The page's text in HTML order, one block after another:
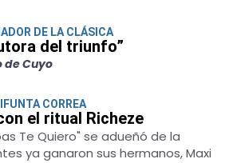
DE LA CLÁSICA
del triunfo”
de Cuyo
CORREA
el ritual Richeze
Te Quiero" se adueñó de la
ya ganaron sus hermanos, Maxi